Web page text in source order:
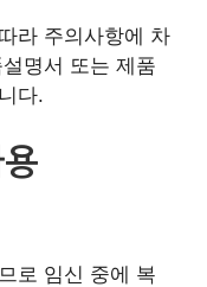
라 주의사항에 차
명서 또는 제품
다.
로 임신 중에 복